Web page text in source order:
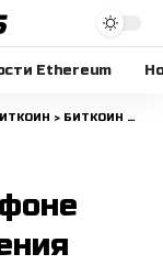
Ethereum
> БИТКОИН РАСТЁТ НА ФОНЕ НЕОЖИДАННОГО ПАДЕНИЯ ИЕНЫ ПОСЛЕ ПОВЫШЕНИЯ СТАВОК В ЯПОНИИ